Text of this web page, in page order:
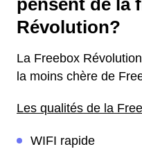
pensent de la
Révolution?
La Freebox
la moins chère de
Les qualités de la
WIFI rapide